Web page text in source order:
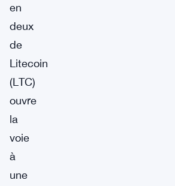
en
deux
de
Litecoin
(LTC)
ouvre
la
voie
à
une